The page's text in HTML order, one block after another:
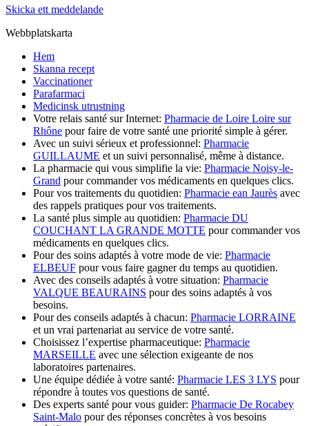
Skicka ett meddelande
Webbplatskarta
Hem
Skanna recept
Vaccinationer
Parafarmaci
Medicinsk utrustning
Votre relais santé sur Internet: Pharmacie de Loire Loire sur
Rhône pour faire de votre santé une priorité simple à gérer.
Avec un suivi sérieux et professionnel: Pharmacie
GUILLAUME et un suivi personnalisé, même à distance.
La pharmacie qui vous simplifie la vie: Pharmacie Noisy-le-
Grand pour commander vos médicaments en quelques clics.
Pour vos traitements du quotidien: Pharmacie ean Jaurès avec
des rappels pratiques pour vos traitements.
La santé plus simple au quotidien: Pharmacie DU
COUCHANT LA GRANDE MOTTE pour commander vos
médicaments en quelques clics.
Pour des soins adaptés à votre mode de vie: Pharmacie
ELBEUF pour vous faire gagner du temps au quotidien.
Avec des conseils adaptés à votre situation: Pharmacie
VALQUE BEAURAINS pour des soins adaptés à vos
besoins.
Pour des conseils adaptés à chacun: Pharmacie LORRAINE
et un vrai partenariat au service de votre santé.
Choisissez l’expertise pharmaceutique: Pharmacie
MARSEILLE avec une sélection exigeante de nos
laboratoires partenaires.
Une équipe dédiée à votre santé: Pharmacie LES 3 LYS pour
répondre à toutes vos questions de santé.
Des experts santé pour vous guider: Pharmacie De Rocabey
Saint-Malo pour des réponses concrètes à vos besoins